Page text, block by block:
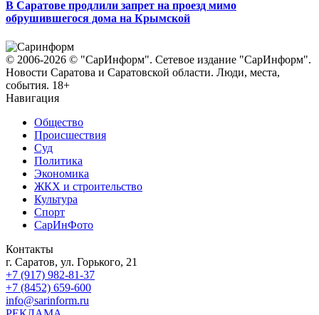
В Саратове продлили запрет на проезд мимо
обрушившегося дома на Крымской
© 2006-2026 © "СарИнформ". Сетевое издание "СарИнформ".
Новости Саратова и Саратовской области. Люди, места,
события. 18+
Навигация
Общество
Происшествия
Суд
Политика
Экономика
ЖКХ и строительство
Культура
Спорт
СарИнФото
Контакты
г. Саратов, ул. Горького, 21
+7 (917) 982-81-37
+7 (8452) 659-600
info@sarinform.ru